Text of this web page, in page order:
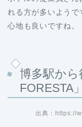
れる方が多いよう
心地も良いですね。
博多駅から
FORESTA」
出典：https://